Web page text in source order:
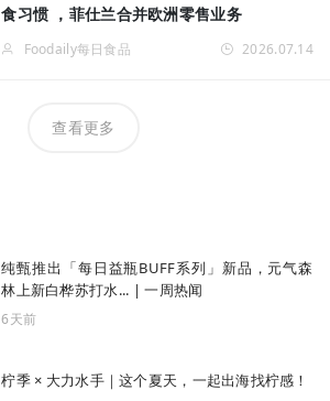
食习惯 ，菲仕兰合并欧洲零售业务
Foodaily每日食品 2026.07.14
查看更多
纯甄推出「每日益瓶BUFF系列」新品，元气森
林上新白桦苏打水... | 一周热闻
6天前
柠季 × 大力水手｜这个夏天，一起出海找柠感！